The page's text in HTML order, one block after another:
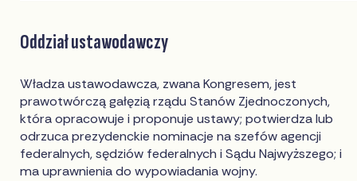
Oddział ustawodawczy
Władza ustawodawcza, zwana Kongresem, jest
prawotwórczą gałęzią rządu Stanów Zjednoczonych,
która opracowuje i proponuje ustawy; potwierdza lub
odrzuca prezydenckie nominacje na szefów agencji
federalnych, sędziów federalnych i Sądu Najwyższego; i
ma uprawnienia do wypowiadania wojny.